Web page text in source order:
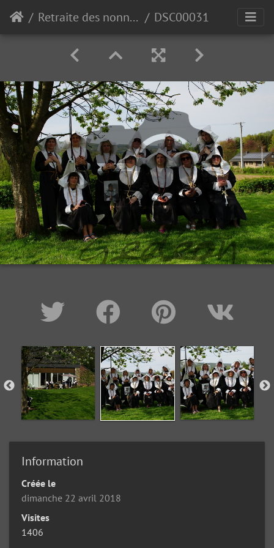
Retraite des nonnettes de Polleur 2018 DSC00031
Information
Créée le
dimanche 22 avril 2018
Visites
1406